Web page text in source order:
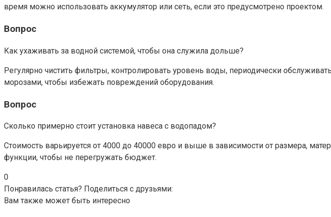
время можно использовать аккумулятор или сеть, если это предусмотрено проектом.
Вопрос
Как ухаживать за водной системой, чтобы она служила дольше?
Регулярно чистить фильтры, контролировать уровень воды, периодически
морозами, чтобы избежать повреждений оборудования.
Вопрос
Сколько примерно стоит установка навеса с водопадом?
Стоимость варьируется от 4000 до 40000 евро и выше в зависимости от размера,
функции, чтобы не перегружать бюджет.
0
Понравилась статья? Поделиться с друзьями:
Вам также может быть интересно